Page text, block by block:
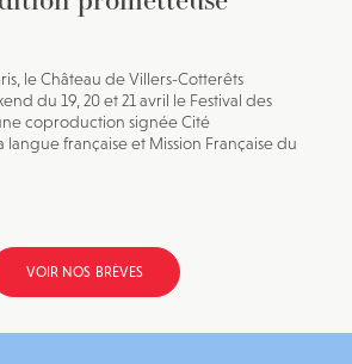
le Château de Villers-Cotterêts
du 19, 20 et 21 avril le Festival des
coproduction signée Cité
française et Mission Française du
VOIR NOS BRÈVES